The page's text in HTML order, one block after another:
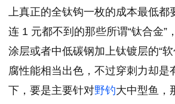
上真正的全钛钩一枚的成本最低都
连 1 元都不到的那些所谓“钛合金”
涂层或者中低碳钢加上钛镀层的“
腐性能相当出色，不过穿刺力却是
下，要是主要针对野钓大中型鱼，